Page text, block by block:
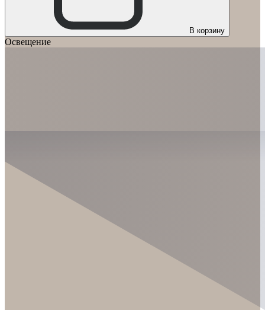
В корзину
Освещение